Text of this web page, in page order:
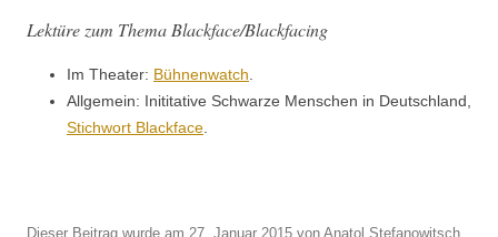
Lek­türe zum The­ma Blackface/Blackfacing
Im The­ater: Büh­nen­watch
All­ge­mein: Ini­ti­ta­tive Schwarze Men­schen in Deutsch­land,
Stich­wort Black­face
Dieser Beitrag wurde am 27. Januar 2015 von Anatol Stefanowitsch